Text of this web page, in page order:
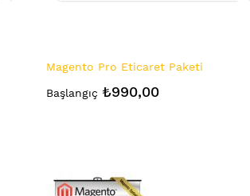
Magento Pro Eticaret Paketi
Başlangıç ₺990,00